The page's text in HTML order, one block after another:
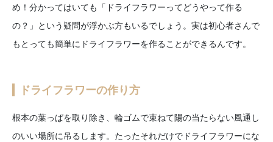
め！分かってはいても「ドライフラワーってどうやって作る
の？」という疑問が浮かぶ方もいるでしょう。実は初心者さんで
もとっても簡単にドライフラワーを作ることができるんです。
ドライフラワーの作り方
根本の葉っぱを取り除き、輪ゴムで束ねて陽の当たらない風通し
のいい場所に吊るします。たったそれだけでドライフラワーにな